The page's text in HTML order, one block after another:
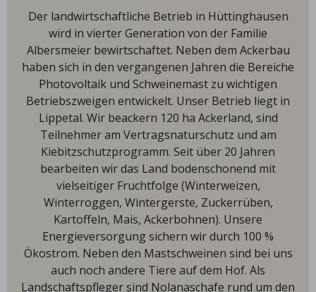
Der landwirtschaftliche Betrieb in Hüttinghausen
wird in vierter Generation von der Familie
Albersmeier bewirtschaftet. Neben dem Ackerbau
haben sich in den vergangenen Jahren die Bereiche
Photovoltaik und Schweinemast zu wichtigen
Betriebszweigen entwickelt. Unser Betrieb liegt in
Lippetal. Wir beackern 120 ha Ackerland, sind
Teilnehmer am Vertragsnaturschutz und am
Kiebitzschutzprogramm. Seit über 20 Jahren
bearbeiten wir das Land bodenschonend mit
vielseitiger Fruchtfolge (Winterweizen,
Winterroggen, Wintergerste, Zuckerrüben,
Kartoffeln, Mais, Ackerbohnen). Unsere
Energieversorgung sichern wir durch 100 %
Ökostrom. Neben den Mastschweinen sind bei uns
auch noch andere Tiere auf dem Hof. Als
Landschaftspfleger sind Nolanaschafe rund um den